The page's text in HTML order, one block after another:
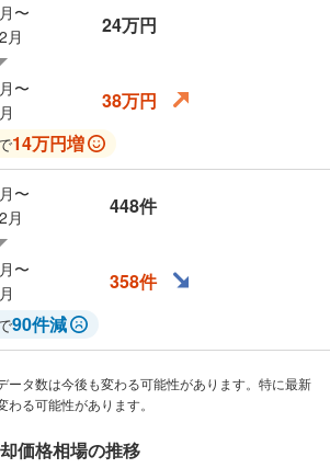
〜
月
24万円
〜
38万円
14万円増
〜
月
448件
〜
358件
90件減
ータ数は今後も変わる可能性があります。特に最新
る可能性があります。
価格相場の推移